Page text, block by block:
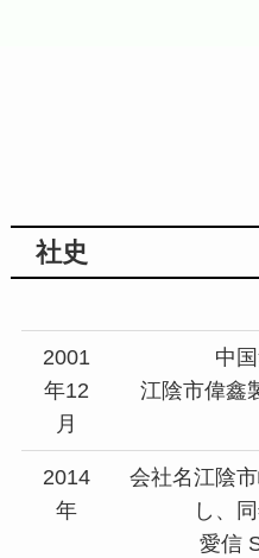
社史
2001
年12
月
中
江陰市偉鑫
2014
年
会社名江陰
し、
愛信